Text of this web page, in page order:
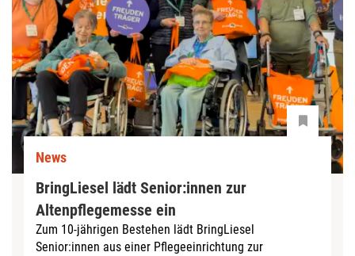
News
BringLiesel lädt Senior:innen zur
Altenpflegemesse ein
Zum 10‑jährigen Bestehen lädt BringLiesel
Senior:innen aus einer Pflegeeinrichtung zur